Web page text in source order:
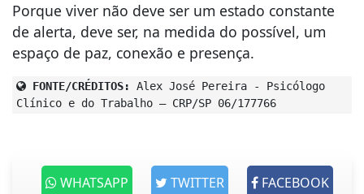
Porque viver não deve ser um estado constante
de alerta, deve ser, na medida do possível, um
espaço de paz, conexão e presença.
FONTE/CRÉDITOS:
Alex José Pereira - Psicólogo
Clínico e do Trabalho – CRP/SP 06/177766
FACEBOOK
TWITTER
WHATSAPP